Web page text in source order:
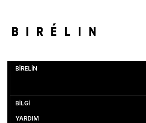
BİRELİN
BİLGİ
YARDIM